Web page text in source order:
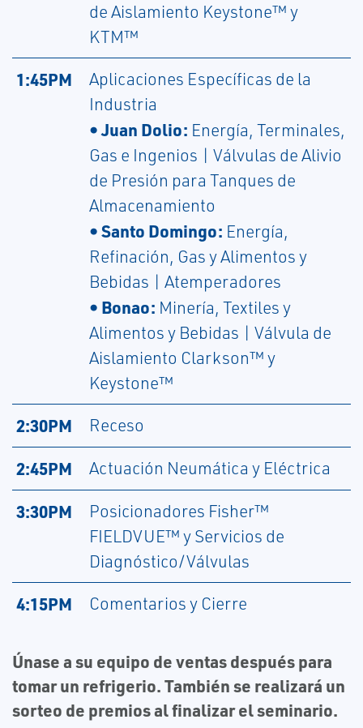
de Aislamiento Keystone™ y
KTM™
1:45PM
Aplicaciones Específicas de la
Industria
• Juan Dolio: Energía, Terminales,
Gas e Ingenios | Válvulas de Alivio
de Presión para Tanques de
Almacenamiento
• Santo Domingo: Energía,
Refinación, Gas y Alimentos y
Bebidas | Atemperadores
• Bonao: Minería, Textiles y
Alimentos y Bebidas | Válvula de
Aislamiento Clarkson™ y
Keystone™
2:30PM Receso
2:45PM Actuación Neumática y Eléctrica
3:30PM
Posicionadores Fisher™
FIELDVUE™ y Servicios de
Diagnóstico/Válvulas
4:15PM Comentarios y Cierre
Únase a su equipo de ventas después para
tomar un refrigerio. También se realizará un
sorteo de premios al finalizar el seminario.